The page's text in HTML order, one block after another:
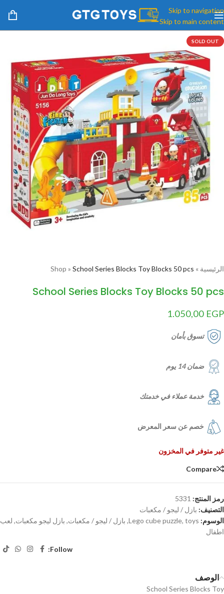
Skip to navigation
Skip to main content
SOLD OUT
الرئيسية »
Shop » School Series Blocks Toy Blocks 50 pcs
School Series Blocks Toy Blocks 50 pcs
1.050,00 EGP
تسوق بأمان
ضمان 14 يوم
خدمة عملاء في خدمتك
خصم عن سعر المعرض
غير متوفر في المخزون
Compare
رمز المنتج: 5331
التصنيف: بازل / ليجو / مكعبات
الوسوم:
Lego cube puzzle, toys
, بازل / ليجو / مكعبات, بازل ليجو مكعبات, لعب
اطفال
Follow:
الوصف
School Series Blocks Toy